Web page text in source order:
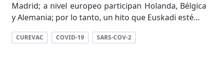
Madrid; a nivel europeo participan Holanda, Bélgica
y Alemania; por lo tanto, un hito que Euskadi esté...
CUREVAC COVID-19 SARS-COV-2